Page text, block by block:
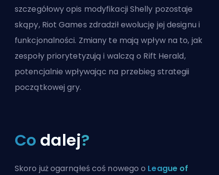
szczegółowy opis modyfikacji Shelly pozostaje
skąpy, Riot Games zdradził ewolucję jej designu i
funkcjonalności. Zmiany te mają wpływ na to, jak
zespoły priorytetyzują i walczą o Rift Herald,
potencjalnie wpływając na przebieg strategii
początkowej gry.
Co dalej?
Skoro już ogarnąłeś coś nowego o League of